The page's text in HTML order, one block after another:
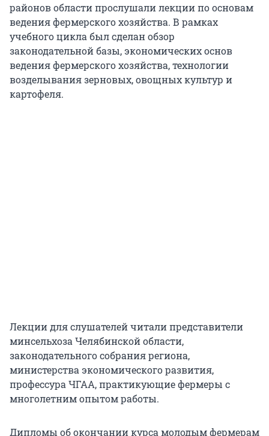
районов области прослушали лекции по основам
ведения фермерского хозяйства. В рамках
учебного цикла был сделан обзор
законодательной базы, экономических основ
ведения фермерского хозяйства, технологии
возделывания зерновых, овощных культур и
картофеля.
Лекции для слушателей читали представители
минсельхоза Челябинской области,
законодательного собрания региона,
министерства экономического развития,
профессура ЧГАА, практикующие фермеры с
многолетним опытом работы.
Дипломы об окончании курса молодым фермерам